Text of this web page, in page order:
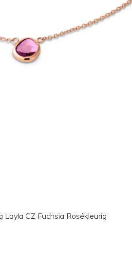
Layla CZ Fuchsia Rosékleurig